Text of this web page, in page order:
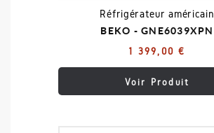
Réfrigérateur américain
BEKO - GNE6039XPN
1 399,00 €
Voir Produit